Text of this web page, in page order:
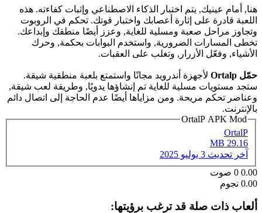
هنا, أمام عينيك, يتم اختبار الذكاء الاصطناعي وإثبات كفاءته. هذه
اللعبة قادرة على إثارة أعصابك واختبار قوتك. تحكم في الروبوت
وتجاوز مراحل صعبة ومسلية للغاية, وعزز أيضًا منطقك وإبداعك.
تخطى المسارات الضرورية, واستخدم البوابات بحكمة, وحرك
الأشياء, وفعّل الأزرار, وتغلب على العقبات.
حمّل Ortalp
لأجهزة أندرويد مجانًا واستمتع بلعبة منطقية شيقة.
ستجد مستويات مسلية للغاية تم إنشاؤها يدويًا, وطريقة لعب شيقة,
وعناصر تحكم مريحة. ومن مزاياها أيضًا عدم الحاجة إلى اتصال دائم
بالإنترنت.
OrtalP APK Mod
OrtalP
29.16 MB
آخر تحديث 3 يوليو 2025
0.00
0 صوت
0.00 نجوم
ألعاب ذات صلة قد ترغب برؤيتها: